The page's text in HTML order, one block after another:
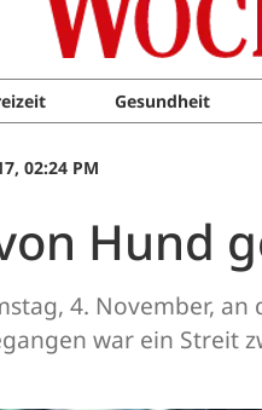
Gesundheit
02:24 PM
Hund
4. November,
war ein Streit